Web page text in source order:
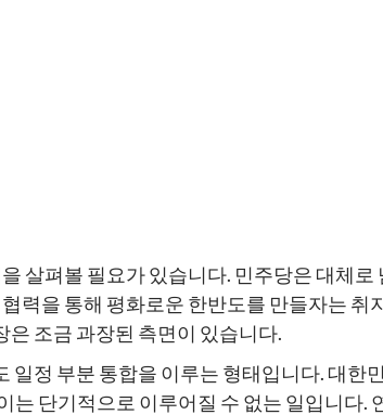
살펴볼 필요가 있습니다. 민주당은 대체
력을 통해 평화로운 한반도를 만들자는
조금 과장된 측면이 있습니다.
일정 부분 통합을 이루는 형태입니다. 대
는 단기적으로 이루어질 수 없는 일입니다